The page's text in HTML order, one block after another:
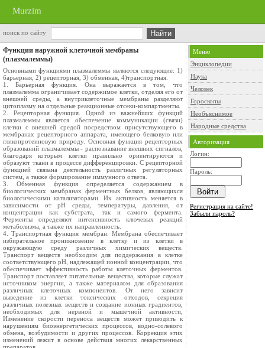
Murzim
поиск по сайту
Функции наружной клеточной мембраны
(плазмалеммы)
Основными функциями плазмалеммы являются следующие: 1)
барьерная, 2) рецепторная, 3) обменная, 4)транспортная.
1. Барьерная функция. Она выражается в том, что
плазмалемма ограничи­вает содержимое клетки, отделяя его от
внешней среды, а внутриклеточные мембраны раз­деляют
цитоплазму на отдельные реакционные отсеки-компартменты.
2. Рецепторная функция. Одной из важнейших функций
плазмалеммы является обеспечение коммуникации (связи)
клетки с внешней средой посредством присутствующего в
мембранах рецепторного аппарата, имеющего белковую или
гликопротеиновую природу. Основная функция рецепторных
образований плазмалеммы - распознавание внешних сигналов,
благодаря которым клетки правильно ориентируются и
образуют ткани в процессе дифференцировки. С рецепторной
функцией связана деятельность различных регуляторных
систем, а также формирование иммунного ответа.
3. Обменная функция определяется содержанием в
биологических мембранах ферментных белков, являющихся
биологическими катализаторами. Их активность меняется в
зависимости от рН среды, температуры, давления, от
концентрации как субстрата, так и самого фермента.
Ферменты определяют интенсивность ключевых реакций
метаболизма, а также их направленность.
4. Транспортная функция мембран. Мембрана обеспечивает
избирательное проникновение в клетку и из клетки в
окружающую среду различных химических веществ.
Транспорт веществ необходим для поддержания в клетке
соответствующего рН, надлежащей ионной концентрации, что
обеспечивает эффективность работы клеточных ферментов.
Транспорт поставляет питательные вещества, которые служат
источником энергии, а также материалом для образования
различных клеточных компонентов. От него зависит
выведение из клетки токсических отходов, секреция
различных полезных веществ и создание ионных градиентов,
необходимых для нервной и мышечной активности,
Изменение скорости переноса веществ может приводить к
нарушениям биоэнергетических процессов, водно-солевого
обмена, возбудимости и других процессов. Коррекция этих
изменений лежит в основе действия многих лекарственных
Меню
Энциклопедии
Наука
Человек
Гороскопы
Необъяснимое
Народные средства
Авторизация
Логин:
Пароль:
Регистрация на сайте!
Забыли пароль?